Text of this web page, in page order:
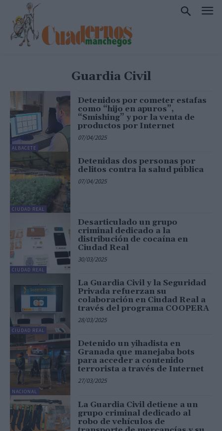
Guardia Civil
ALBACETE
Detenidos por cometer estafas
como “hijo en apuros”,
“Smishing” y por la venta de
productos por Internet
07/04/2025
CIUDAD REAL
Detenidas dos personas por
delitos contra la salud pública
07/04/2025
CIUDAD REAL
Desarticulado un grupo
criminal dedicado a la
distribución de cocaína en
Ciudad Real
30/03/2025
CIUDAD REAL
La Guardia Civil y la Seguridad
Privada refuerzan su
colaboración en Ciudad Real a
través del programa COOPERA
28/03/2025
NACIONAL
Detenido un yihadista en
Granada que manejaba bots
para acceder a contenido
terrorista a través de Internet
27/03/2025
La Guardia Civil detiene a un
grupo criminal dedicado al
robo de vehículos de